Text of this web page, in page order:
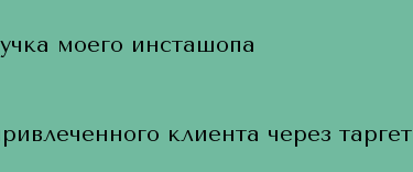
клиента через таргет
моего инсташопа